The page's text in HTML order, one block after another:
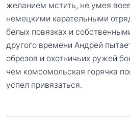
желанием мстить, не умея
немецкими карательными
белых повязках и
другого времени Андрей
обрезов и охотничьих ружей
чем комсомольская горячка
успел привязаться.